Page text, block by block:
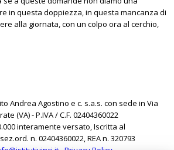
in questa doppiezza, in questa mancanza di
alla giornata, con un colpo ora al cerchio,
Andrea Agostino e c. s.a.s. con sede in Via
(VA) - P.IVA / C.F. 02404360022
interamente versato, Iscritta al
n. 02404360022, REA n. 320793